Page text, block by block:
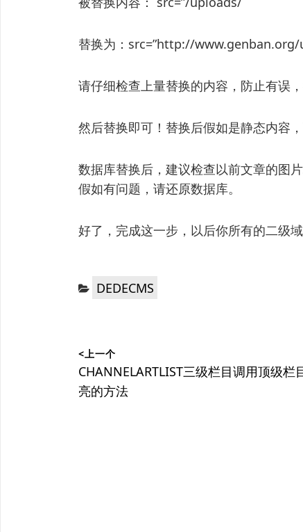
替换为：src=”http://www.genban.org/
请仔细检查上量替换的内容，防止有误
然后替换即可！替换后假如是静态内容
数据库替换后，建议检查以前文章的图
假如有问题，请还原数据库。
好了，完成这一步，以后你所有的二级
分 DEDECMS
章
导
<上一个
上
篇
CHANNELARTLIST三级栏目调用顶级栏
亮的方法